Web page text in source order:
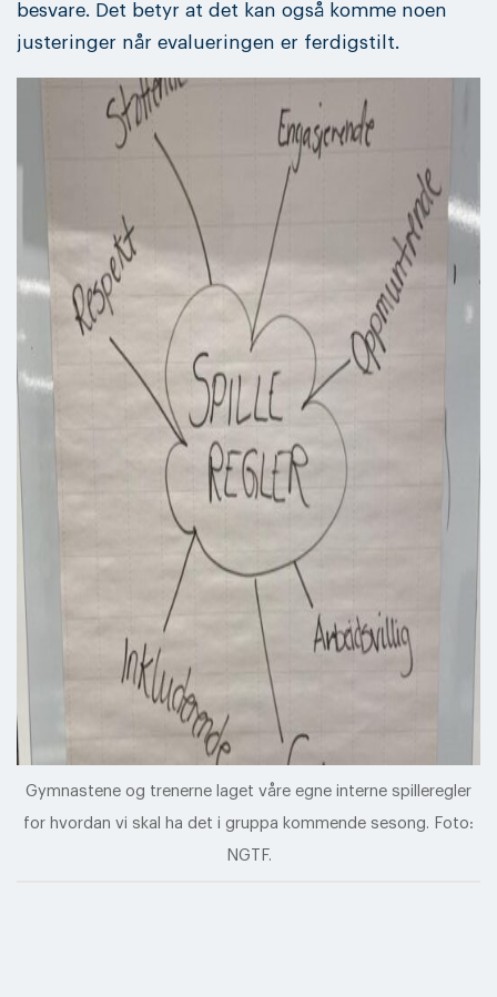
besvare. Det betyr at det kan også komme noen
justeringer når evalueringen er ferdigstilt.
Gymnastene og trenerne laget våre egne interne spilleregler
for hvordan vi skal ha det i gruppa kommende sesong. Foto:
NGTF.